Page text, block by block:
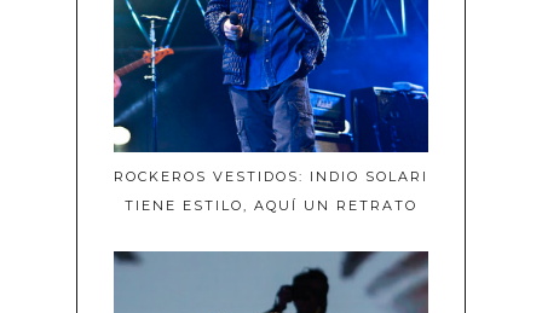
ROCKEROS VESTIDOS: INDIO SOLARI
TIENE ESTILO, AQUÍ UN RETRATO